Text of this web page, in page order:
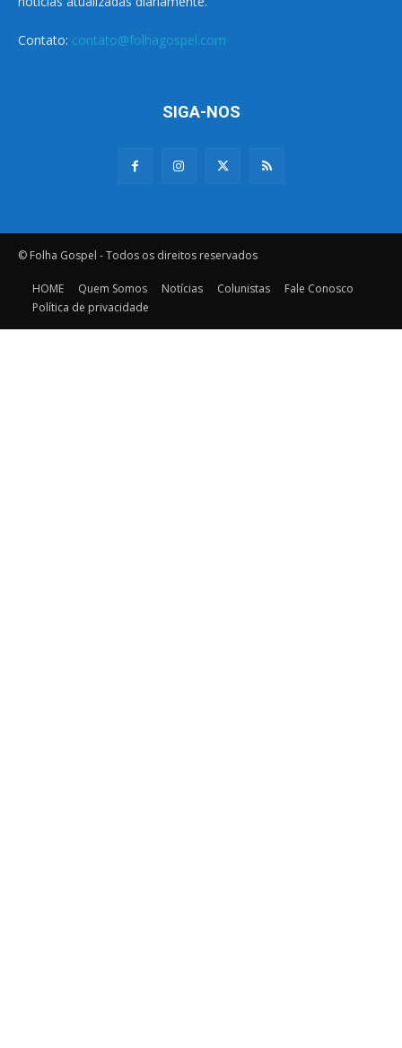
Contato: contato@folhagospel.com
SIGA-NOS
© Folha Gospel - Todos os direitos reservados
HOME Quem Somos Notícias Colunistas
Fale Conosco
Política de privacidade